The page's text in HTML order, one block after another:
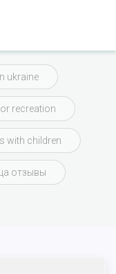
ukraine
recreation
with children
отзывы